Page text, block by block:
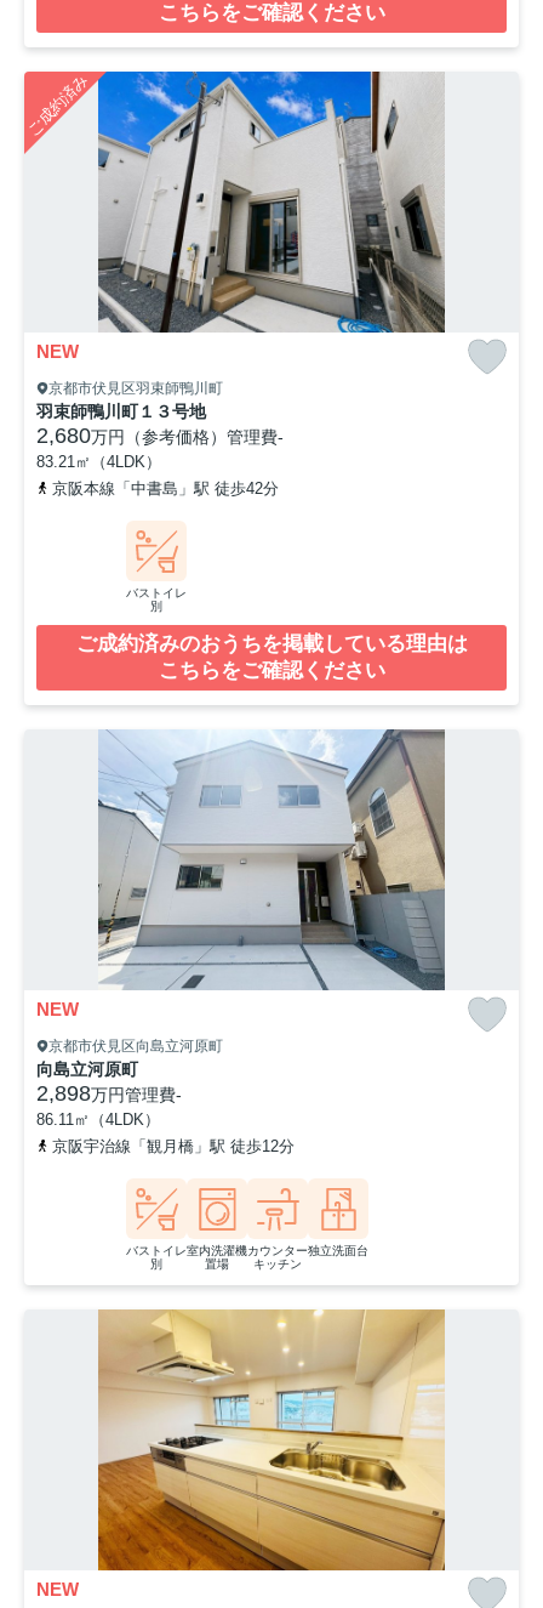
こちらをご確認ください
ご成約済み
NEW
京都市伏見区羽束師鴨川町
羽束師鴨川町１３号地
2,680万円（参考価格） 管理費-
83.21㎡（4LDK）
京阪本線「中書島」駅 徒歩42分
バストイレ
別
ご成約済みのおうちを掲載している理由は
こちらをご確認ください
NEW
京都市伏見区向島立河原町
向島立河原町
2,898万円管理費-
86.11㎡（4LDK）
京阪宇治線「観月橋」駅 徒歩12分
バストイレ
別
室内洗濯機
置場
カウンター
キッチン
独立洗面台
NEW